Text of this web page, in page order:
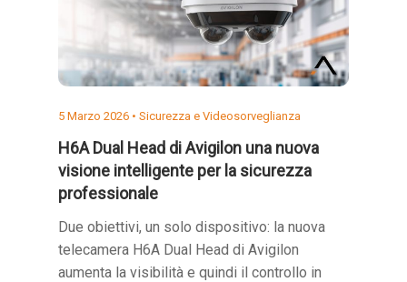
5 Marzo 2026 • Sicurezza e Videosorveglianza
H6A Dual Head di Avigilon una nuova
visione intelligente per la sicurezza
professionale
Due obiettivi, un solo dispositivo: la nuova
telecamera H6A Dual Head di Avigilon
aumenta la visibilità e quindi il controllo in